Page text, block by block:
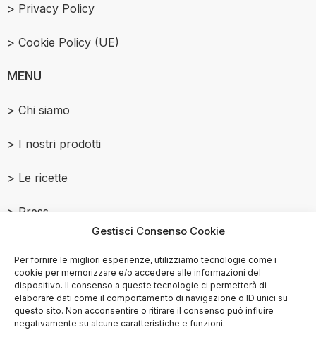
Gestisci Consenso Cookie
Per fornire le migliori esperienze, utilizziamo tecnologie come i
cookie per memorizzare e/o accedere alle informazioni del
dispositivo. Il consenso a queste tecnologie ci permetterà di
elaborare dati come il comportamento di navigazione o ID unici su
questo sito. Non acconsentire o ritirare il consenso può influire
negativamente su alcune caratteristiche e funzioni.
> Privacy Policy
> Cookie Policy (UE)
MENU
> Chi siamo
> I nostri prodotti
> Le ricette
> Press
© Copyright2015-2025